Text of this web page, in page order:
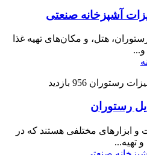
آشپزخانه صنعتی
هتل، و مکان‌های تهیه غذا
رستوران 956 بازدید
رستوران
ابزارهای مختلفی هستند که در
تهیه...